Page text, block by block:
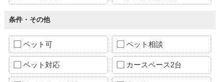
条件・その他
ペット可 ペット相談
ペット対応 カースペース2台